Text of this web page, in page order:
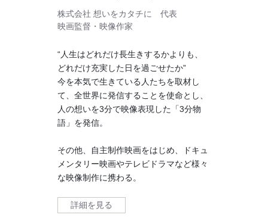
株式会社 想いをカタチに 代表
映画監督・映像作家
“人生はどれだけ長生きするかよりも、
どれだけ充実した日を過ごせたか”
今を本気で生きている人たちを取材し
て、全世界に発信することを使命とし、
人の想いを3分で映像表現した「3分物
語」を発信。
その他、自主制作映画をはじめ、ドキュ
メンタリー映画やテレビドラマなど様々
な映像制作に携わる。
詳細を見る